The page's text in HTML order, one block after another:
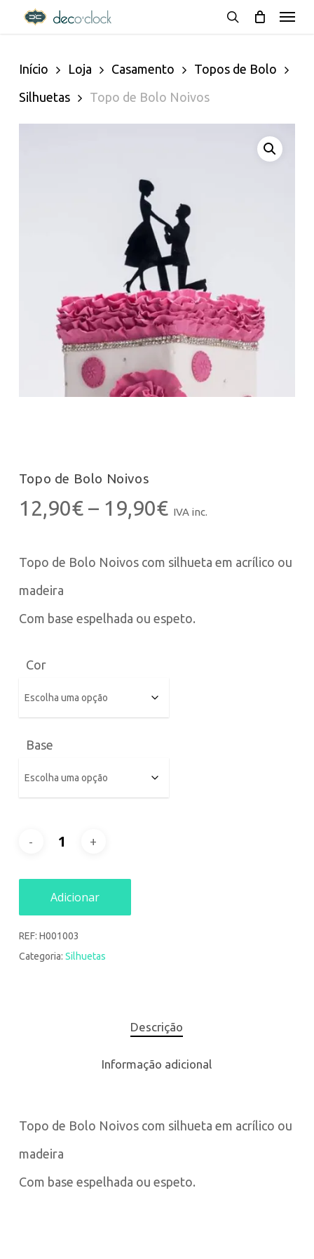
decoclock.pt
main
content
Menu
Início Loja Casamento
Topos de Bolo
Silhuetas
Topo de Bolo Noivos
Topo de Bolo Noivos
12,90€ – 19,90€Price
through
IVA inc.
Topo de Bolo Noivos com silhueta em acrílico ou
madeira
Com base espelhada ou espeto.
Cor
Base
Adicionar
REF: H001003
Categoria: Silhuetas
Descrição
Informação adicional
Topo de Bolo Noivos com silhueta em acrílico ou
madeira
Com base espelhada ou espeto.